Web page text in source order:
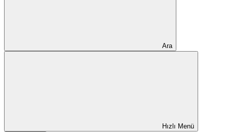
Ara
Hızlı Menü